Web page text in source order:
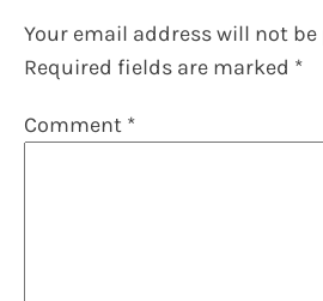
Your email address will not
Required fields are marked *
Comment *